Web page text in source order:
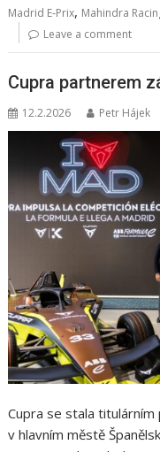
Madrid E‑Prix, Mahindra
Leave a comment
Cupra partnerem
12.2.2026 Petr Hájek
Cupra se stala
v hlavním městě